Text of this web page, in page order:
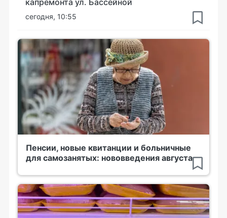
капремонта ул. Бассейной
сегодня, 10:55
Пенсии, новые квитанции и больничные
для самозанятых: нововведения августа